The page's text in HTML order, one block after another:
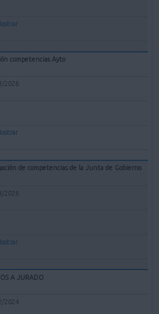
competencias Ayto
2026
de competencias de la Junta de Gobierno
2026
A JURADO
2024